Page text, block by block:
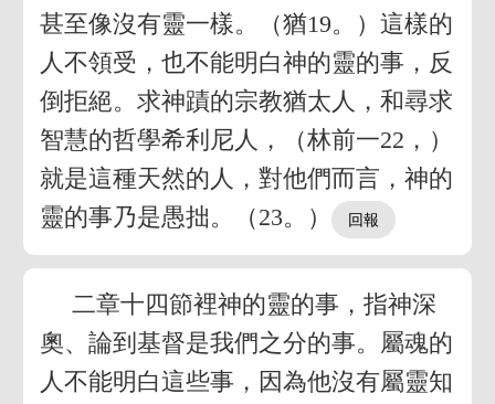
甚至像沒有靈一樣。（猶19。）這樣的
人不領受，也不能明白神的靈的事，反
倒拒絕。求神蹟的宗教猶太人，和尋求
智慧的哲學希利尼人，（林前一22，）
就是這種天然的人，對他們而言，神的
靈的事乃是愚拙。（23。）
二章十四節裡神的靈的事，指神深
奧、論到基督是我們之分的事。屬魂的
人不能明白這些事，因為他沒有屬靈知